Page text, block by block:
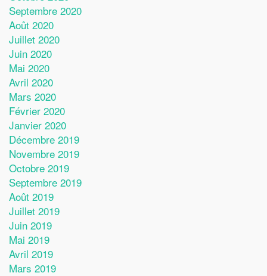
Septembre 2020
Août 2020
Juillet 2020
Juin 2020
Mai 2020
Avril 2020
Mars 2020
Février 2020
Janvier 2020
Décembre 2019
Novembre 2019
Octobre 2019
Septembre 2019
Août 2019
Juillet 2019
Juin 2019
Mai 2019
Avril 2019
Mars 2019